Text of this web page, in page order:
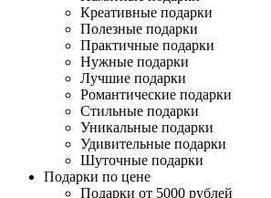
Креативные подарки
Полезные подарки
Практичные подарки
Нужные подарки
Лучшие подарки
Романтические подарки
Стильные подарки
Уникальные подарки
Удивительные подарки
Шуточные подарки
Подарки по цене
Подарки от 5000 рублей